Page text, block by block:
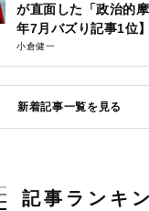
が直面した「政治的
年7月バズり記事1位】
小倉健一
新着記事一覧を見る
記事ランキ